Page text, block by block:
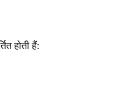
होती हैं: